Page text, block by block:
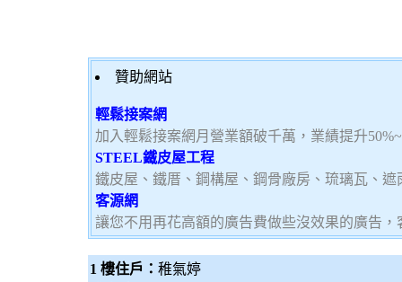
贊助網站
輕鬆接案網
加入輕鬆接案網月營業額破千萬，業績提升
STEEL鐵皮屋工程
鐵皮屋、鐵厝、鋼構屋、鋼骨廠房、琉璃瓦、
客源網
讓您不用再花高額的廣告費做些沒效果的廣告
1 樓住戶： 稚氣婷